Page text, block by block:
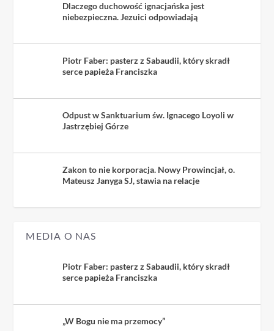
Dlaczego duchowość ignacjańska jest
niebezpieczna. Jezuici odpowiadają
Piotr Faber: pasterz z Sabaudii, który skradł
serce papieża Franciszka
Odpust w Sanktuarium św. Ignacego Loyoli w
Jastrzębiej Górze
Zakon to nie korporacja. Nowy Prowincjał, o.
Mateusz Janyga SJ, stawia na relacje
MEDIA O NAS
Piotr Faber: pasterz z Sabaudii, który skradł
serce papieża Franciszka
„W Bogu nie ma przemocy”